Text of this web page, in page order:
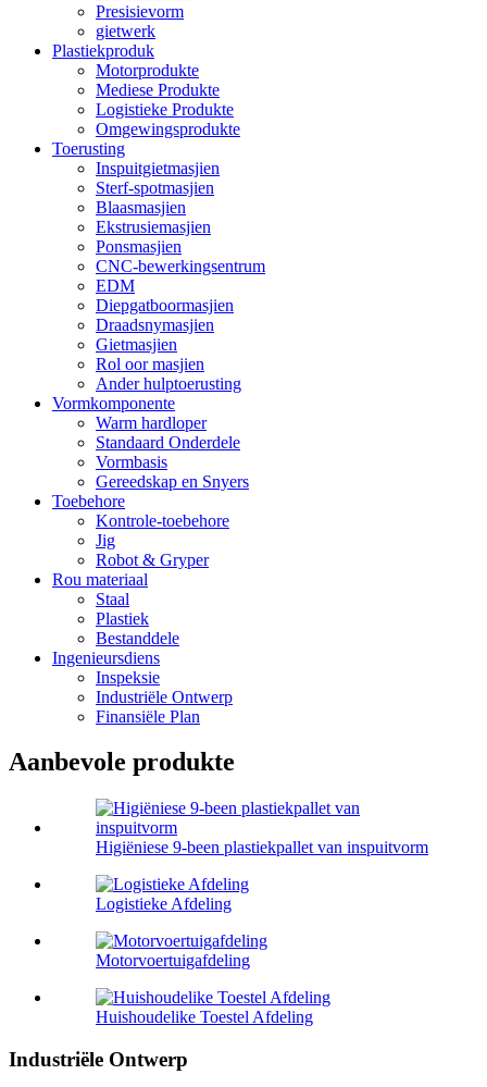
Presisievorm
gietwerk
Plastiekproduk
Motorprodukte
Mediese Produkte
Logistieke Produkte
Omgewingsprodukte
Toerusting
Inspuitgietmasjien
Sterf-spotmasjien
Blaasmasjien
Ekstrusiemasjien
Ponsmasjien
CNC-bewerkingsentrum
EDM
Diepgatboormasjien
Draadsnymasjien
Gietmasjien
Rol oor masjien
Ander hulptoerusting
Vormkomponente
Warm hardloper
Standaard Onderdele
Vormbasis
Gereedskap en Snyers
Toebehore
Kontrole-toebehore
Jig
Robot & Gryper
Rou materiaal
Staal
Plastiek
Bestanddele
Ingenieursdiens
Inspeksie
Industriële Ontwerp
Finansiële Plan
Aanbevole produkte
Higiëniese 9-been plastiekpallet van inspuitvorm
Logistieke Afdeling
Motorvoertuigafdeling
Huishoudelike Toestel Afdeling
Industriële Ontwerp